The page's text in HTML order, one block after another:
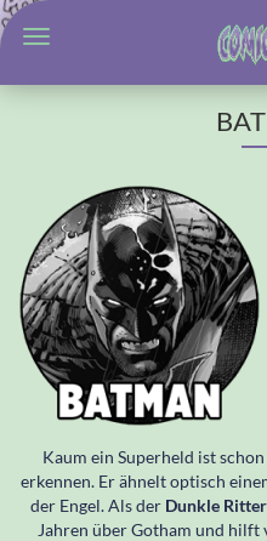
Kaum ein Superheld ist
erkennen. Er ähnelt optisch
der Engel. Als der Dunkle Ritter
Jahren über Gotham und